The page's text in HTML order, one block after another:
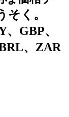
そく。
GBP、
、ZAR